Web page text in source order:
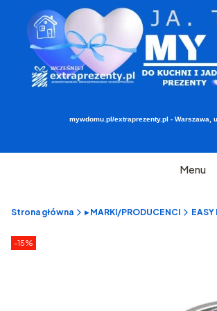
mywdomu.pl/extraprezenty.pl - Warszawa,
Menu
Strona główna ▸ MARKI/PRODUCENCI
Etykiety produktu
-15%